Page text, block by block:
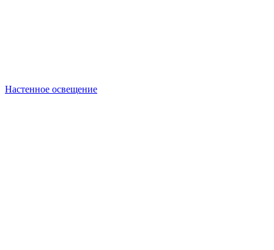
Настенное освещение